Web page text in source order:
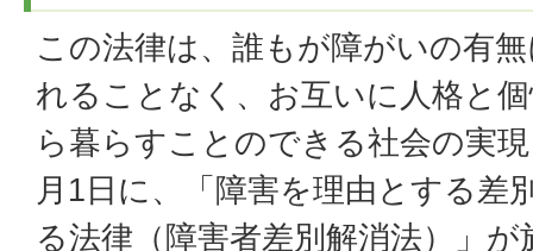
この法律は、誰もが障がいの有
れることなく、お互いに人格と
ら暮らすことのできる社会の実
月1日に、「障害を理由とする差
る法律（障害者差別解消法）」